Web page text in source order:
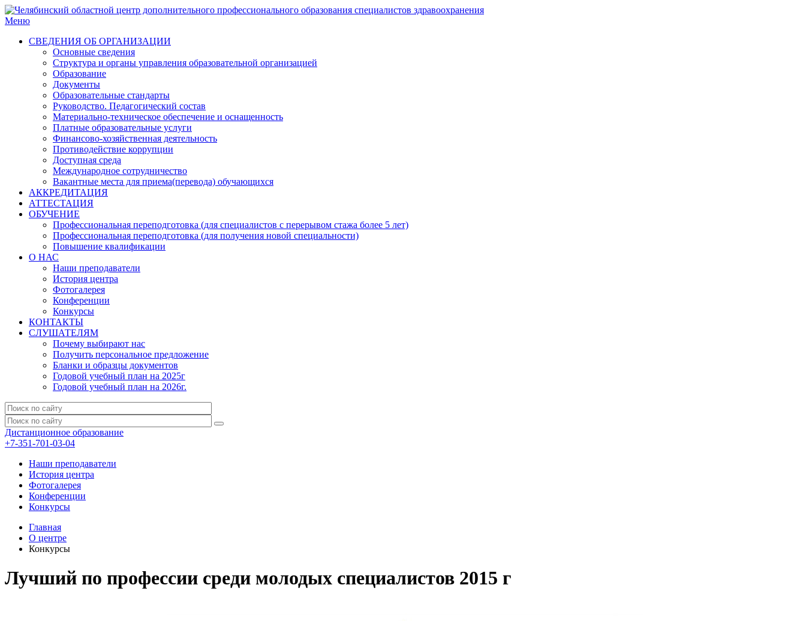
Меню
СВЕДЕНИЯ ОБ ОРГАНИЗАЦИИ
Основные сведения
Структура и органы управления образовательной организацией
Образование
Документы
Образовательные стандарты
Руководство. Педагогический состав
Материально-техническое обеспечение и оснащенность
Платные образовательные услуги
Финансово-хозяйственная деятельность
Противодействие коррупции
Доступная среда
Международное сотрудничество
Вакантные места для приема(перевода) обучающихся
АККРЕДИТАЦИЯ
АТТЕСТАЦИЯ
ОБУЧЕНИЕ
Профессиональная переподготовка (для специалистов с перерывом стажа более 5 лет)
Профессиональная переподготовка (для получения новой специальности)
Повышение квалификации
О НАС
Наши преподаватели
История центра
Фотогалерея
Конференции
Конкурсы
КОНТАКТЫ
СЛУШАТЕЛЯМ
Почему выбирают нас
Получить персональное предложение
Бланки и образцы документов
Годовой учебный план на 2025г
Годовой учебный план на 2026г.
Дистанционное образование
+7-351-701-03-04
Наши преподаватели
История центра
Фотогалерея
Конференции
Конкурсы
Главная
О центре
Конкурсы
Лучший по профессии среди молодых специалистов 2015 г